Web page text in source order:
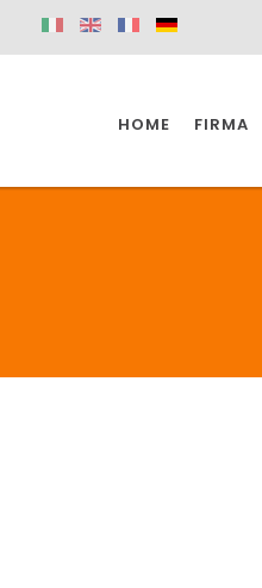
HOME FIRMA
SPAZIO BADEZIMMER